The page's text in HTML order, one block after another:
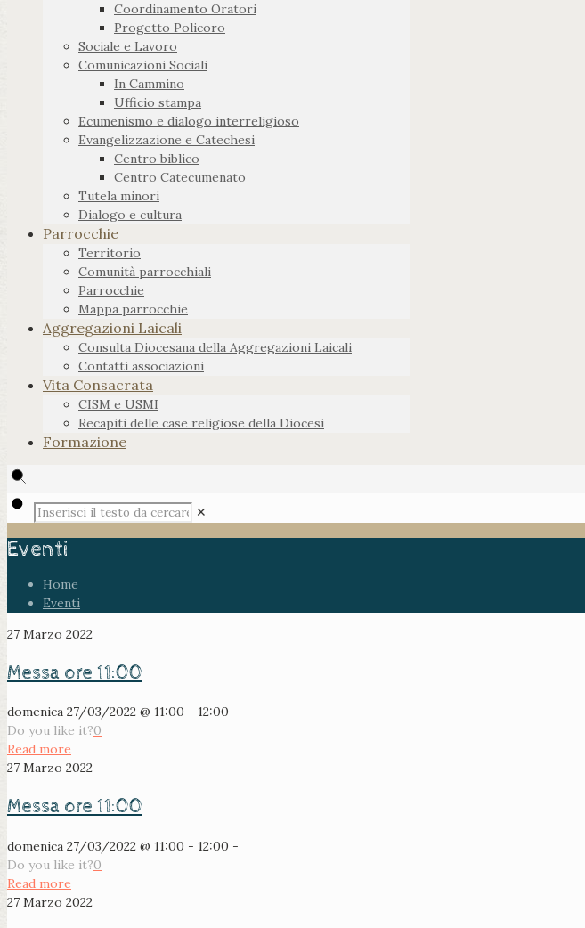
Coordinamento Oratori
Progetto Policoro
Sociale e Lavoro
Comunicazioni Sociali
In Cammino
Ufficio stampa
Ecumenismo e dialogo interreligioso
Evangelizzazione e Catechesi
Centro biblico
Centro Catecumenato
Tutela minori
Dialogo e cultura
Parrocchie
Territorio
Comunità parrocchiali
Parrocchie
Mappa parrocchie
Aggregazioni Laicali
Consulta Diocesana della Aggregazioni Laicali
Contatti associazioni
Vita Consacrata
CISM e USMI
Recapiti delle case religiose della Diocesi
Formazione
✕
Eventi
Home
Eventi
27 Marzo 2022
Messa ore 11:00
domenica 27/03/2022 @ 11:00 - 12:00 -
Do you like it?0
Read more
27 Marzo 2022
Messa ore 11:00
domenica 27/03/2022 @ 11:00 - 12:00 -
Do you like it?0
Read more
27 Marzo 2022